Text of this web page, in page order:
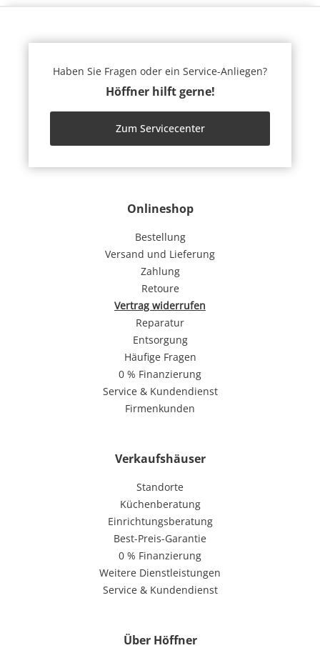
Onlineshop
Bestellung
Versand und Lieferung
Zahlung
Retoure
Vertrag widerrufen
Reparatur
Entsorgung
Häufige Fragen
0 % Finanzierung
Service & Kundendienst
Firmenkunden
Verkaufshäuser
Standorte
Küchenberatung
Einrichtungsberatung
Best-Preis-Garantie
0 % Finanzierung
Weitere Dienstleistungen
Service & Kundendienst
Über Höffner
Haben Sie Fragen oder ein Service-Anliegen?
Höffner hilft gerne!
Zum Servicecenter